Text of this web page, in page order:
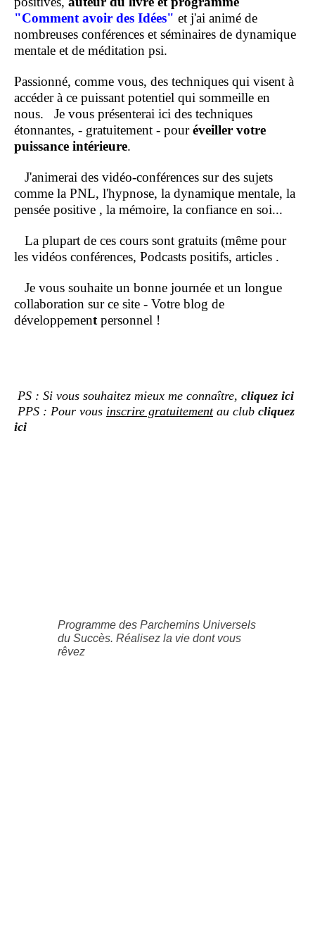
"Comment avoir des Idées" et j'ai animé de
nombreuses conférences et séminaires de dynamique
mentale et de méditation psi.
Passionné, comme vous, des techniques qui visent à
accéder à ce puissant potentiel qui sommeille en
nous. Je vous présenterai ici des techniques
étonnantes, - gratuitement - pouréveiller votre
puissance intérieure.
J'animerai des vidéo-conférences sur des sujets
comme la PNL, l'hypnose, la dynamique mentale, la
pensée positive , la mémoire, la confiance en soi...
La plupart de ces cours sont gratuits (même pour
les vidéos conférences, Podcasts positifs, articles .
Je vous souhaite un bonne journée et un longue
collaboration sur ce site - Votre blog de
développement personnel !
PS : Si vous souhaitez mieux me connaître, cliquez ici
PPS : Pour vous inscrire gratuitementau club cliquez
ici
Programme des Parchemins Universels
du Succès. Réalisez la vie dont vous
rêvez